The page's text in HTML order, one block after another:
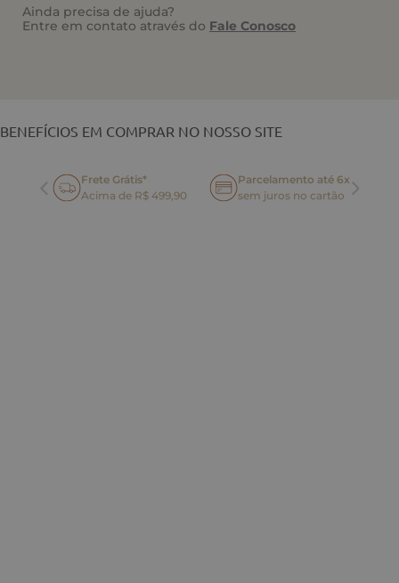
Ainda precisa de ajuda?
Entre em contato através do Fale Conosco
BENEFÍCIOS EM COMPRAR NO NOSSO SITE
Frete Grátis*
Acima de R$ 499,90
Parcelamento até 6x
sem juros no cartão